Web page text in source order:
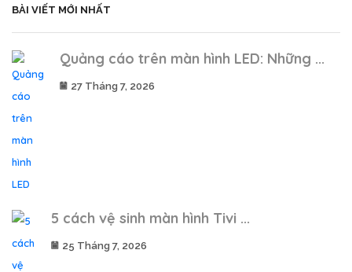
BÀI VIẾT MỚI NHẤT
Quảng cáo trên màn hình LED: Những ...
27 Tháng 7, 2026
5 cách vệ sinh màn hình Tivi ...
25 Tháng 7, 2026